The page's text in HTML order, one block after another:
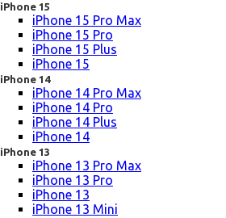
iPhone 15
iPhone 15 Pro Max
iPhone 15 Pro
iPhone 15 Plus
iPhone 15
iPhone 14
iPhone 14 Pro Max
iPhone 14 Pro
iPhone 14 Plus
iPhone 14
iPhone 13
iPhone 13 Pro Max
iPhone 13 Pro
iPhone 13
iPhone 13 Mini